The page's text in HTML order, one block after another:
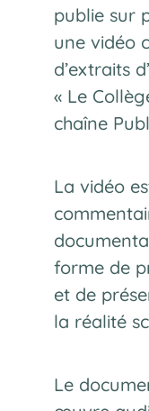
publie sur
une vidéo
d’extraits
« Le
chaîne
La vidéo
forme de
et de
la réalité
Le